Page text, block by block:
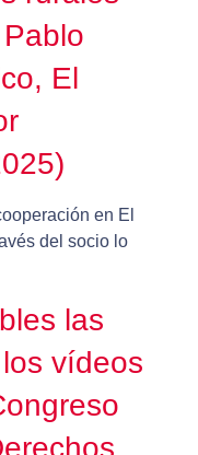
El
en El
del socio lo
las
vídeos